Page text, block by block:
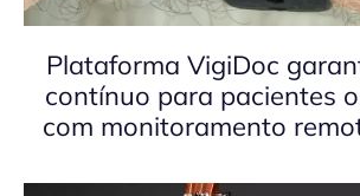
Plataforma VigiDoc
contínuo para pacientes
com monitoramento